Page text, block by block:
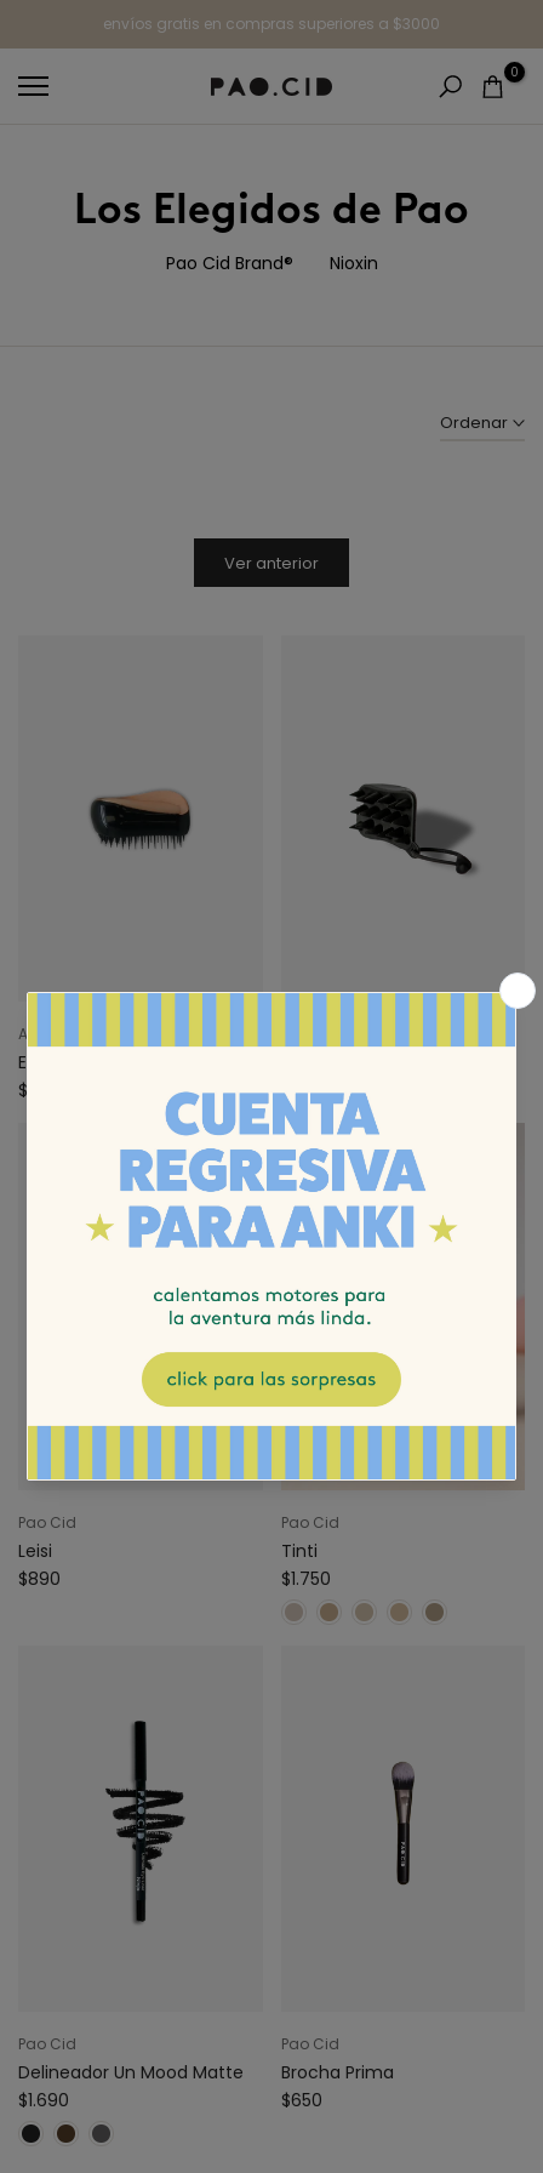
al
contenido
envíos gratis en compras superiores a $3000
0
Los Elegidos de Pao
Pao Cid Brand® Nioxin
Ordenar
Ver anterior
Aria Beauty
El Pillo
$990
$490
Pao Cid
Leisi
$890
Pao Cid
Tinti
$1.750
Pao Cid
Delineador Un Mood Matte
$1.690
Pao Cid
Brocha Prima
$650